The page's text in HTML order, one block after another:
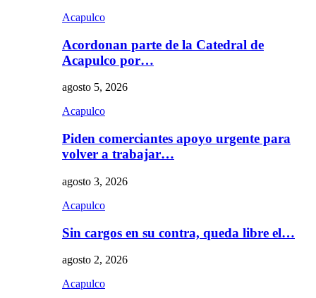
Acapulco
Acordonan parte de la Catedral de
Acapulco por…
agosto 5, 2026
Acapulco
Piden comerciantes apoyo urgente para
volver a trabajar…
agosto 3, 2026
Acapulco
Sin cargos en su contra, queda libre el…
agosto 2, 2026
Acapulco